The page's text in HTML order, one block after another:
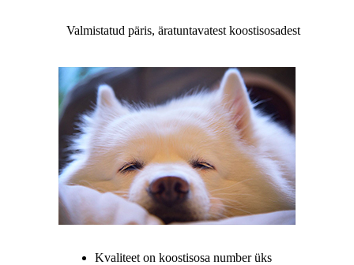
Valmistatud päris, äratuntavatest koostisosadest
Kvaliteet on koostisosa number üks